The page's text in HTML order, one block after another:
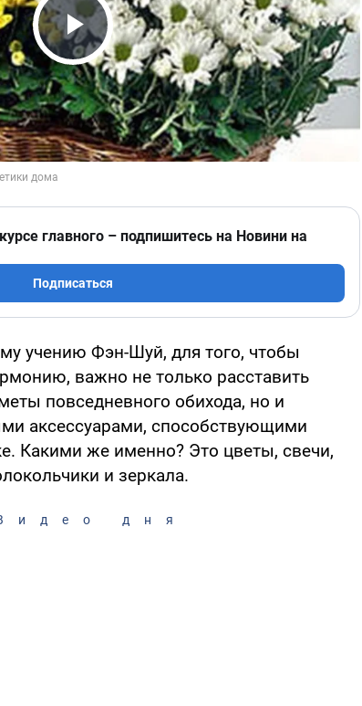
Play Video
главного – подпишитесь на Новини на
Подписаться
учению Фэн-Шуй, для того, чтобы
важно не только расставить
повседневного обихода, но и
аксессуарами, способствующими
Какими же именно? Это цветы, свечи,
и зеркала.
дня